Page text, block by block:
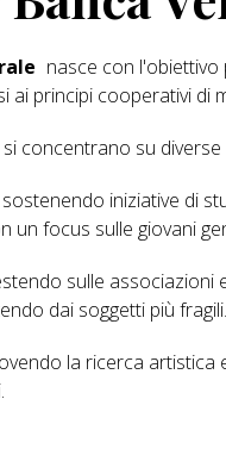
nasce con
ai principi cooperativi di
concentrano su diverse
sostenendo iniziative di
un focus sulle giovani
sulle
dai soggetti più fragili.
la ricerca artistica